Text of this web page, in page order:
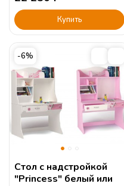
Купить
-6%
Стол с надстройкой
"Princess" белый или